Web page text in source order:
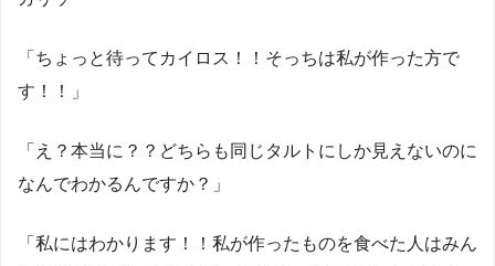
「ちょっと待ってカイロス！！そっちは私が作った方で
す！！」
「え？本当に？？どちらも同じタルトにしか見えないのに
なんでわかるんですか？」
「私にはわかります！！私が作ったものを食べた人はみん